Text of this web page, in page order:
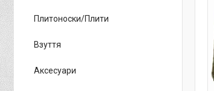
Плитоноски/Плити
Взуття
Аксесуари